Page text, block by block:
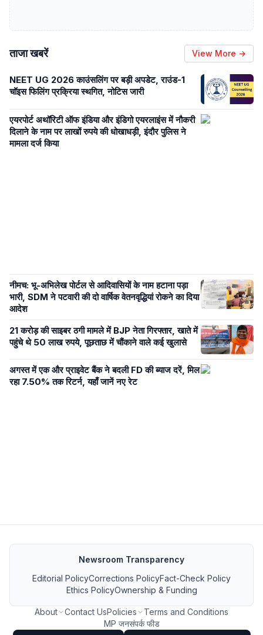
ताजा खबरें View More →
NEET UG 2026 काउंसलिंग पर बड़ी अपडेट, राउंड-1
चॉइस फिलिंग प्रक्रिया स्थगित, नोटिस जारी
एयरपोर्ट अथॉरिटी ऑफ इंडिया और इंडिगो एयरलाइंस में नौकरी
दिलाने के नाम पर लाखों रुपये की धोखाधड़ी, इंदौर पुलिस ने
मामला दर्ज किया
नीमच: भू-अभिलेख पोर्टल से आदिवासियों के नाम हटाना पड़ा
भारी, SDM ने पटवारी की दो वार्षिक वेतनवृद्धियां रोकने का दिया
आदेश
21 करोड़ की साइबर ठगी मामले में BJP नेता गिरफ्तार, खाते में
पहुंचे थे 50 लाख रुपये, पूछताछ में चौंकाने वाले कई खुलासे
अगस्त में एक और प्राइवेट बैंक ने बदली FD की ब्याज दरें, मिल
रहा 7.50% तक रिटर्न, यहाँ जानें नए रेट
Newsroom Transparency
Editorial PolicyCorrections PolicyFact-Check Policy
Ethics PolicyOwnership & Funding
About Contact UsPolicies
Terms and Conditions
MP जनसंपर्क फीड